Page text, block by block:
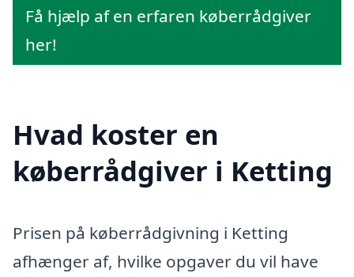
Få hjælp af en erfaren køberrådgiver
her!
Hvad koster en
køberrådgiver i Ketting
Prisen på køberrådgivning i Ketting
afhænger af, hvilke opgaver du vil have